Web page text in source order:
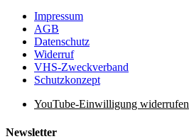
Impressum
AGB
Datenschutz
Widerruf
VHS-Zweckverband
Schutzkonzept
YouTube-Einwilligung widerrufen
Newsletter